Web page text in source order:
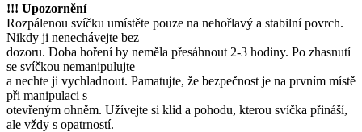
!!! Upozornění
Rozpálenou svíčku umístěte pouze na nehořlavý a stabilní povrch.
Nikdy ji nenechávejte bez
dozoru. Doba hoření by neměla přesáhnout 2-3 hodiny. Po zhasnutí
se svíčkou nemanipulujte
a nechte ji vychladnout. Pamatujte, že bezpečnost je na prvním místě
při manipulaci s
otevřeným ohněm. Užívejte si klid a pohodu, kterou svíčka přináší,
ale vždy s opatrností.